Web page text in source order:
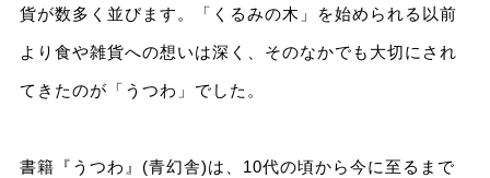
貨が数多く並びます。「くるみの木」を始められる以前
より食や雑貨への想いは深く、そのなかでも大切にされ
てきたのが「うつわ」でした。
書籍『うつわ』(青幻舎)は、10代の頃から今に至るまで